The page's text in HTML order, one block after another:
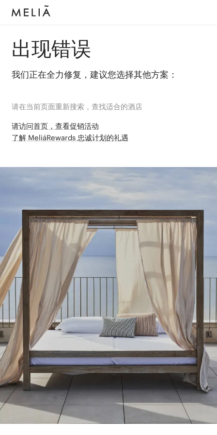
出现错误
我们正在全力修复，建议您选择其他方案：
请在当前页面重新搜索，查找适合的酒店
请访问首页，查看促销活动
了解 MeliáRewards 忠诚计划的礼遇